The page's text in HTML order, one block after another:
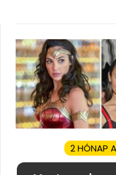
2 HÓNAP